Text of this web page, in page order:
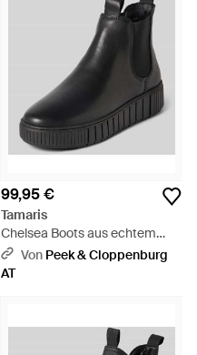
99,95 €
Tamaris
Chelsea Boots aus echtem
Rindsleder - Schwarz
Von Peek & Cloppenburg
AT